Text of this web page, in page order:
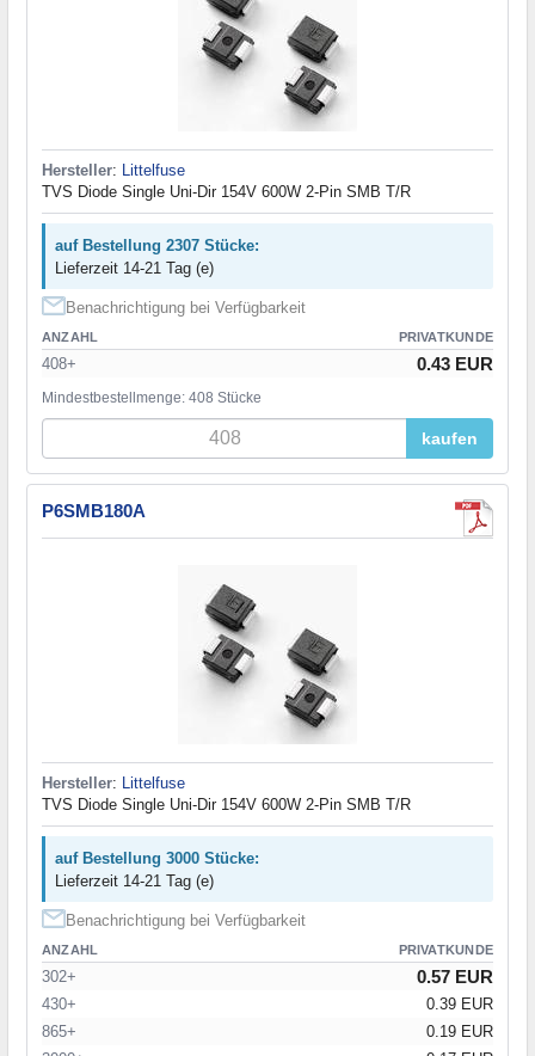
Hersteller: Littelfuse
TVS Diode Single Uni-Dir 154V 600W 2-Pin SMB T/R
auf Bestellung 2307 Stücke:
Lieferzeit 14-21 Tag (e)
Benachrichtigung bei Verfügbarkeit
ANZAHL PRIVATKUNDE
408+ 0.43 EUR
Mindestbestellmenge: 408 Stücke
kaufen
P6SMB180A
Hersteller: Littelfuse
TVS Diode Single Uni-Dir 154V 600W 2-Pin SMB T/R
auf Bestellung 3000 Stücke:
Lieferzeit 14-21 Tag (e)
Benachrichtigung bei Verfügbarkeit
ANZAHL PRIVATKUNDE
302+ 0.57 EUR
430+
0.39 EUR
865+
0.19 EUR